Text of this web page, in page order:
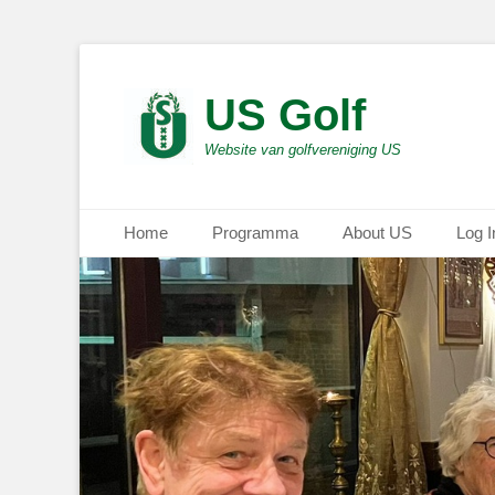
US Golf
Website van golfvereniging US
Primair menu
naar
de
inhoud
Home Programma About US Log